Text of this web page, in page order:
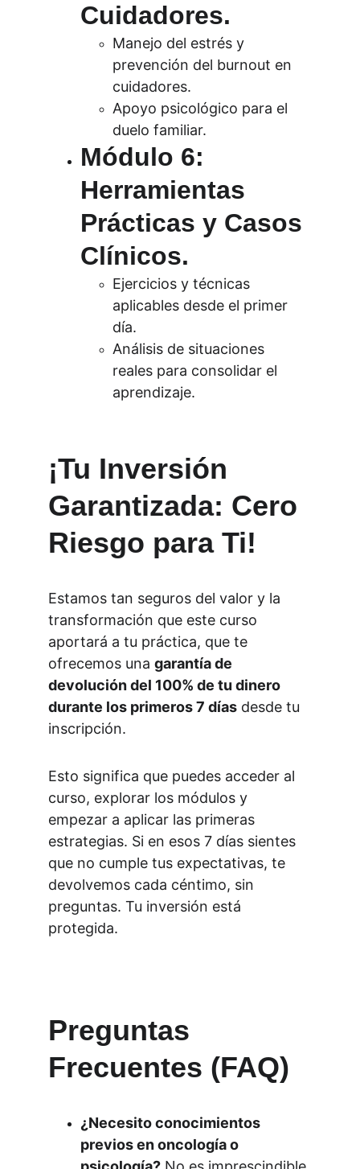
Cuidadores.
Manejo del estrés y
prevención del burnout en
cuidadores.
Apoyo psicológico para el
duelo familiar.
Módulo 6:
Herramientas
Prácticas y Casos
Clínicos.
Ejercicios y técnicas
aplicables desde el primer
día.
Análisis de situaciones
reales para consolidar el
aprendizaje.
¡Tu Inversión
Garantizada: Cero
Riesgo para Ti!
Estamos tan seguros del valor y la
transformación que este curso
aportará a tu práctica, que te
ofrecemos una garantía de
devolución del 100% de tu dinero
durante los primeros 7 días desde tu
inscripción.
Esto significa que puedes acceder al
curso, explorar los módulos y
empezar a aplicar las primeras
estrategias. Si en esos 7 días sientes
que no cumple tus expectativas, te
devolvemos cada céntimo, sin
preguntas. Tu inversión está
protegida.
Preguntas
Frecuentes (FAQ)
¿Necesito conocimientos
previos en oncología o